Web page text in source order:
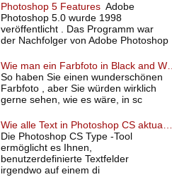
Photoshop 5 Features Adobe
Photoshop 5.0 wurde 1998
veröffentlicht . Das Programm war
der Nachfolger von Adobe Photoshop
Wie man ein Farbfoto in Black and W…
So haben Sie einen wunderschönen
Farbfoto , aber Sie würden wirklich
gerne sehen, wie es wäre, in sc
Wie alle Text in Photoshop CS aktua…
Die Photoshop CS Type -Tool
ermöglicht es Ihnen,
benutzerdefinierte Textfelder
irgendwo auf einem di